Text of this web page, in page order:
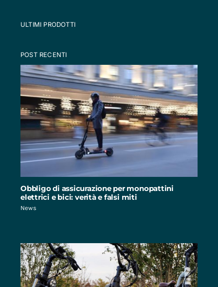
ULTIMI PRODOTTI
POST RECENTI
Obbligo di assicurazione per monopattini
elettrici e bici: verità e falsi miti
News